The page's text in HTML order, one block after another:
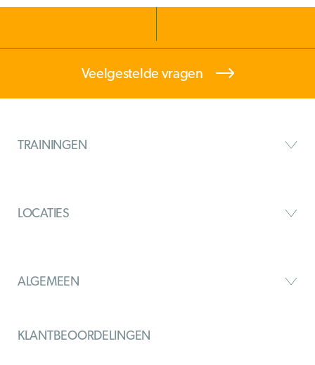
Veelgestelde vragen
TRAININGEN
LOCATIES
ALGEMEEN
KLANTBEOORDELINGEN